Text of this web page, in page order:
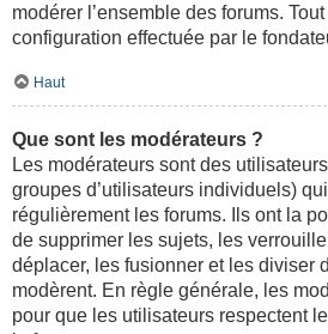
modérer l’ensemble des forums.
configuration effectuée par le
Haut
Que sont les modérateurs ?
Les modérateurs sont des
groupes d’utilisateurs individuels)
régulièrement les forums. Ils ont la
de supprimer les sujets, les
déplacer, les fusionner et les diviser
modèrent. En règle générale, les
pour que les utilisateurs respectent